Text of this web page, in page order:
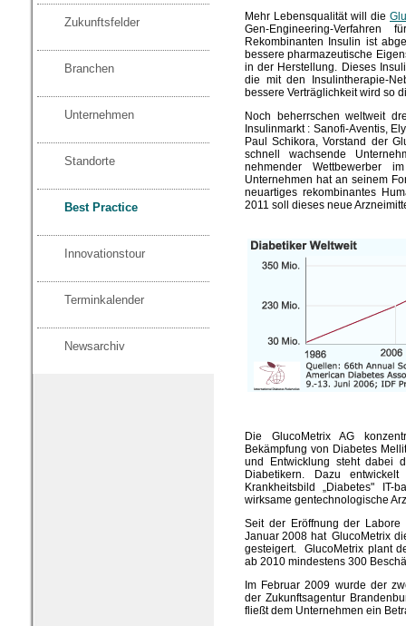
Zukunftsfelder
Branchen
Unternehmen
Standorte
Best Practice
Innovationstour
Terminkalender
Newsarchiv
Mehr Lebensqualität will die
Gen-Engineering-
Rekombinanten Insulin ist
bessere pharmazeutische
in der Herstellung. Dieses
die mit den Insulintherapie-
bessere Verträglichkeit wird so
Noch beherrschen weltweit
Insulinmarkt : Sanofi-Aventis,
Paul Schikora, Vorstand der
schnell wachsende
nehmender Wettbewerber
Unternehmen hat an seinem
neuartiges rekombinantes
2011 soll dieses neue
Die GlucoMetrix AG
Bekämpfung von Diabetes
und Entwicklung steht dabei
Diabetikern. Dazu
Krankheitsbild „Diabetes" IT-
wirksame gentechnologische
Seit der Eröffnung der Labore
Januar 2008 hat GlucoMetrix
gesteigert. GlucoMetrix plant
ab 2010 mindestens 300
Im Februar 2009 wurde der
der Zukunftsagentur
fließt dem Unternehmen ein